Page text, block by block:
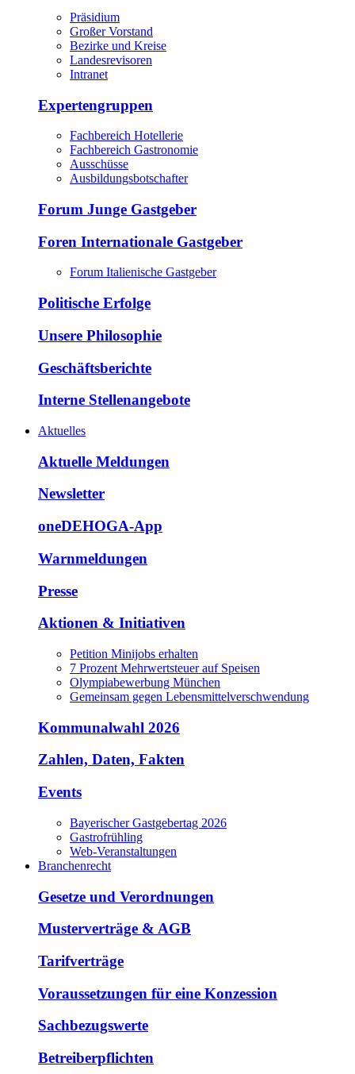
Präsidium
Großer Vorstand
Bezirke und Kreise
Landesrevisoren
Intranet
Expertengruppen
Fachbereich Hotellerie
Fachbereich Gastronomie
Ausschüsse
Ausbildungsbotschafter
Forum Junge Gastgeber
Foren Internationale Gastgeber
Forum Italienische Gastgeber
Politische Erfolge
Unsere Philosophie
Geschäftsberichte
Interne Stellenangebote
Aktuelles
Aktuelle Meldungen
Newsletter
oneDEHOGA-App
Warnmeldungen
Presse
Aktionen & Initiativen
Petition Minijobs erhalten
7 Prozent Mehrwertsteuer auf Speisen
Olympiabewerbung München
Gemeinsam gegen Lebensmittelverschwendung
Kommunalwahl 2026
Zahlen, Daten, Fakten
Events
Bayerischer Gastgebertag 2026
Gastrofrühling
Web-Veranstaltungen
Branchenrecht
Gesetze und Verordnungen
Musterverträge & AGB
Tarifverträge
Voraussetzungen für eine Konzession
Sachbezugswerte
Betreiberpflichten